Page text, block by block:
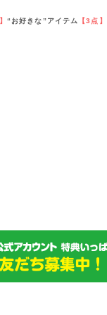
“お好きな”アイテム 【3点】